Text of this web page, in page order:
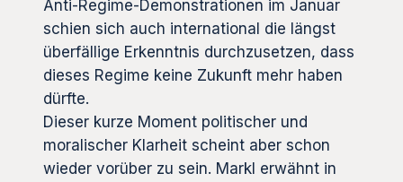
Anti-Regime-Demonstrationen im Januar
schien sich auch international die längst
überfällige Erkenntnis durchzusetzen, dass
dieses Regime keine Zukunft mehr haben
dürfte.
Dieser kurze Moment politischer und
moralischer Klarheit scheint aber schon
wieder vorüber zu sein. Markl erwähnt in